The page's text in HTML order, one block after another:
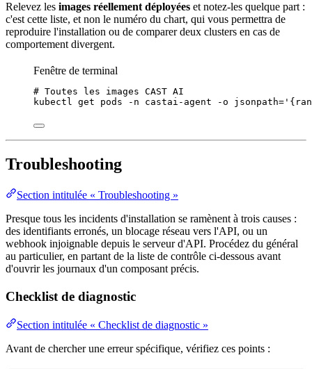
Relevez les images réellement déployées et notez-les quelque part :
c'est cette liste, et non le numéro du chart, qui vous permettra de
reproduire l'installation ou de comparer deux clusters en cas de
comportement divergent.
Fenêtre de terminal
# Toutes les images CAST AI
kubectl get pods -n castai-agent -o jsonpath= '
Troubleshooting
Section intitulée « Troubleshooting »
Presque tous les incidents d'installation se ramènent à trois causes :
des identifiants erronés, un blocage réseau vers l'API, ou un
webhook injoignable depuis le serveur d'API. Procédez du général
au particulier, en partant de la liste de contrôle ci-dessous avant
d'ouvrir les journaux d'un composant précis.
Checklist de diagnostic
Section intitulée « Checklist de diagnostic »
Avant de chercher une erreur spécifique, vérifiez ces points :